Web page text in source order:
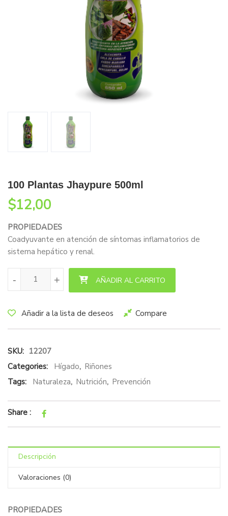
100 Plantas Jhaypure 500ml
$12,00
PROPIEDADES
Coadyuvante en atención de síntomas inflamatorios de
sistema hepático y renal.
100 Plantas Jhaypure 500ml cantidad
+
- AÑADIR AL CARRITO
Añadir a la lista de deseos Compare
SKU: 12207
Categories:
Hígado, Riñones
Tags:
Naturaleza, Nutrición, Prevención
Share :
Descripción
Valoraciones (0)
PROPIEDADES